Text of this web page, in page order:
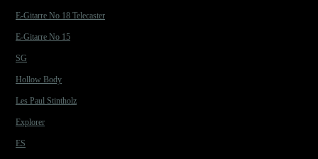
E-Gitarre No 18 Telecaster
E-Gitarre No 15
SG
Hollow Body
Les Paul Stintholz
Explorer
ES